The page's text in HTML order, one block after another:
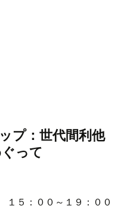
プ：世代間利他
って
５：００～１９：００